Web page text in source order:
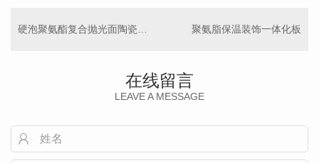
聚氨脂保温装饰一体化板
在线留言
LEAVE A MESSAGE